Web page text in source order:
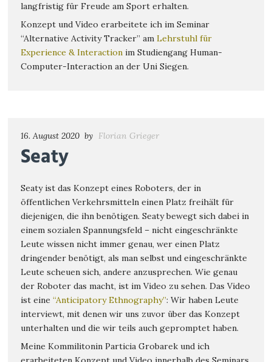
langfristig für Freude am Sport erhalten.
Konzept und Video erarbeitete ich im Seminar
“Alternative Activity Tracker” amLehrstuhl für
Experience & Interaction im Studiengang Human-
Computer-Interaction an der Uni Siegen.
16. August 2020 by Florian Grieger
Seaty
Seaty ist das Konzept eines Roboters, der in
öffentlichen Verkehrsmitteln einen Platz freihält für
diejenigen, die ihn benötigen. Seaty bewegt sich dabei in
einem sozialen Spannungsfeld – nicht eingeschränkte
Leute wissen nicht immer genau, wer einen Platz
dringender benötigt, als man selbst und eingeschränkte
Leute scheuen sich, andere anzusprechen. Wie genau
der Roboter das macht, ist im Video zu sehen. Das Video
ist eine“Anticipatory Ethnography”: Wir haben Leute
interviewt, mit denen wir uns zuvor über das Konzept
unterhalten und die wir teils auch gepromptet haben.
Meine Kommilitonin Particia Grobarek und ich